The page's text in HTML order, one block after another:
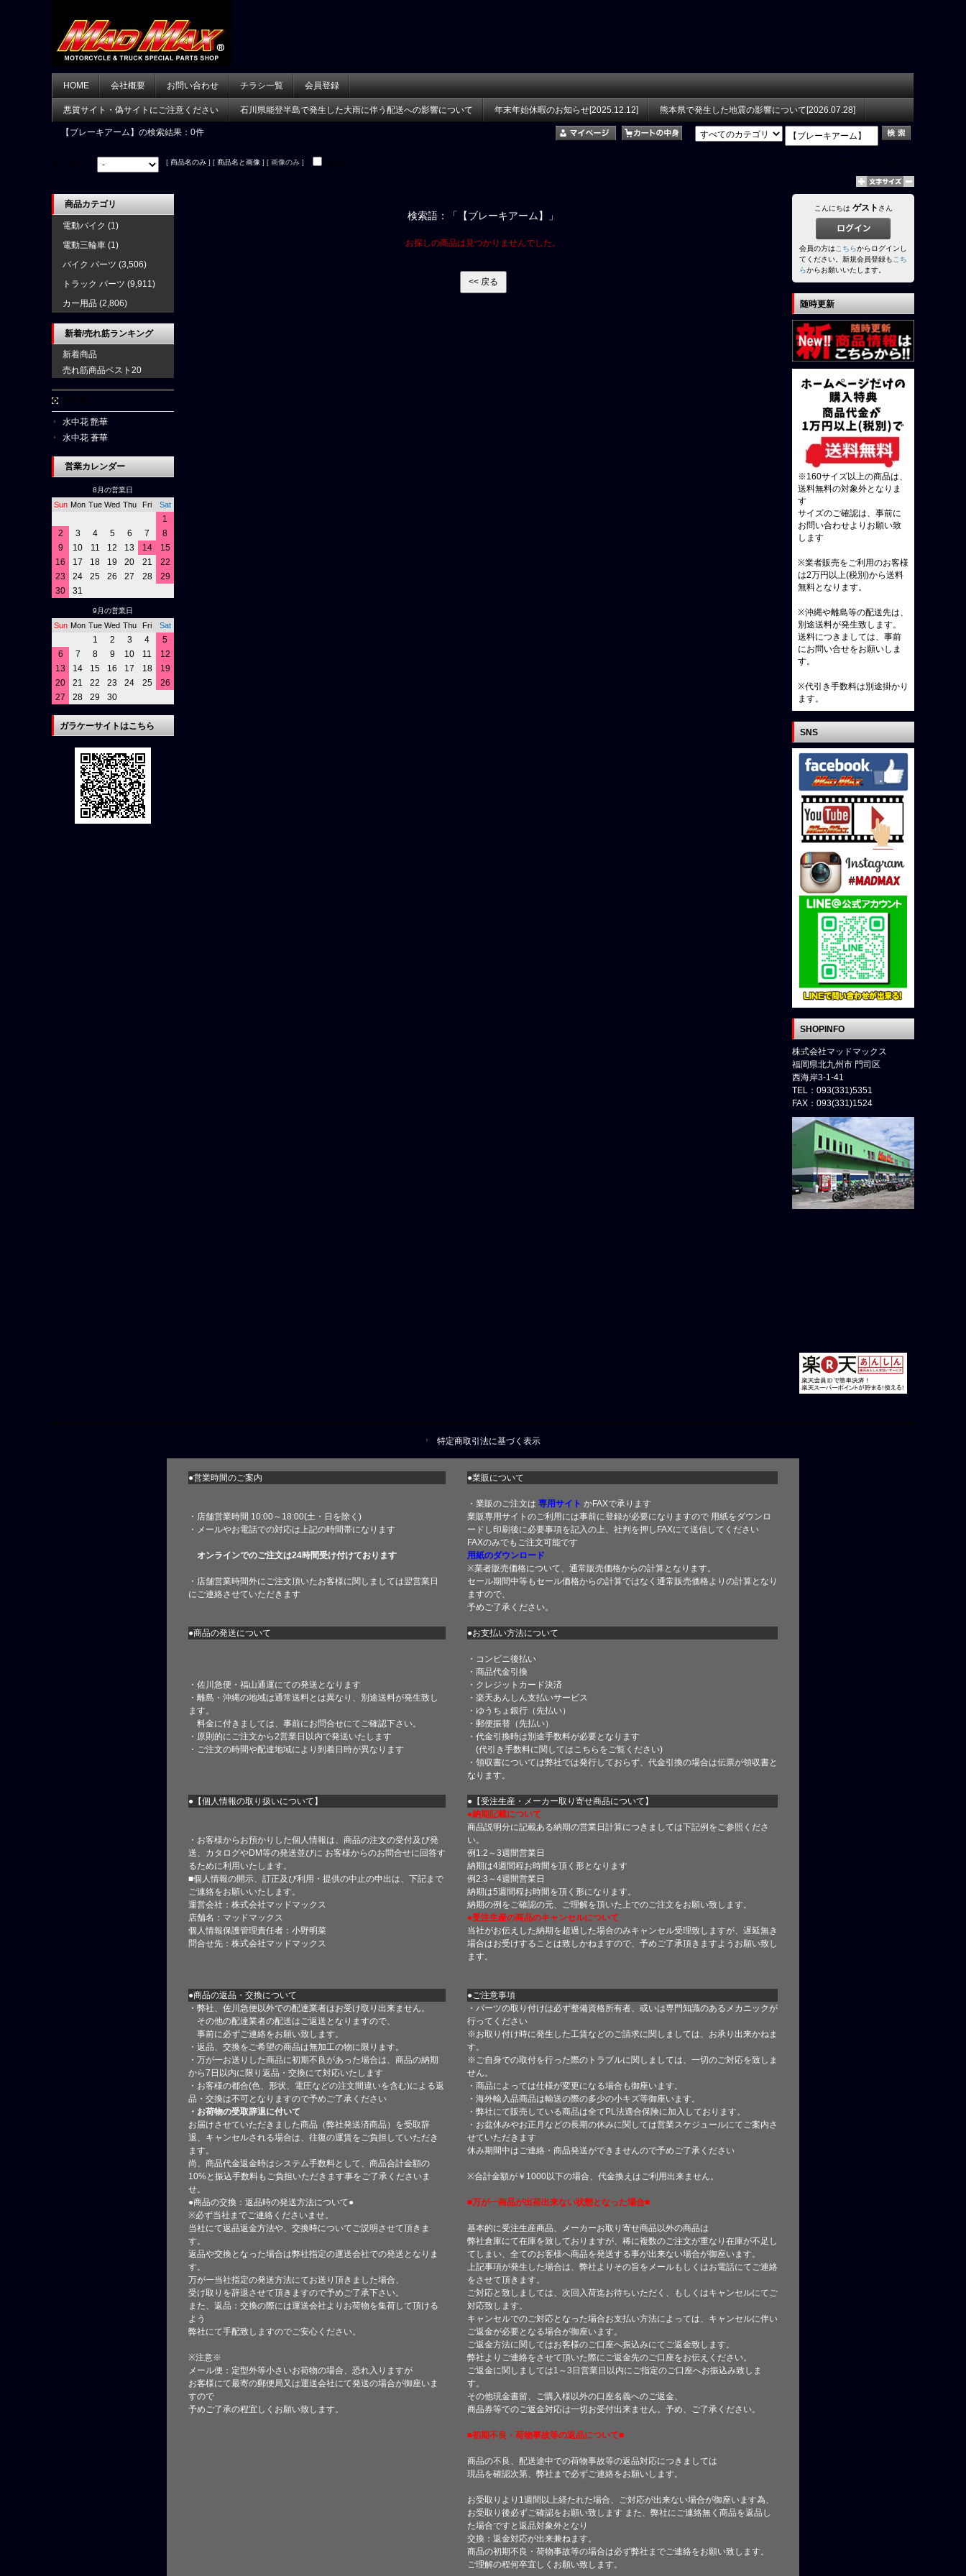
HOME 会社概要 お問い合わせ チラシ一覧 会員登録
悪質サイト・偽サイトにご注意ください 石川県能登半島で発生した大雨に伴う配送への影響について 年末年始休暇のお知らせ[2025.12.12] 熊本県で発生した地震の影響について[2026.07.28]
【ブレーキアーム】 の検索結果：0件
[ 商品名のみ ] [ 商品名と画像 ] [ 画像のみ ]
検索語：「【ブレーキアーム】」
お探しの商品は見つかりませんでした。
商品カテゴリ
電動バイク (1)
電動三輪車 (1)
バイク パーツ (3,506)
トラック パーツ (9,911)
カー用品 (2,806)
新着/売れ筋ランキング
新着商品
売れ筋商品ベスト20
水中花 艶華
水中花 蒼華
営業カレンダー
8月の営業日
Sun Mon Tue Wed Thu Fri Sat
1
2
3 4 5 6 7
8
9
10 11 12 13 14
15
16
17 18 19 20 21
22
23
24 25 26 27 28
29
30
31
9月の営業日
Sun Mon Tue Wed Thu Fri Sat
1 2 3 4
5
6
7 8 9 10 11
12
13
14 15 16 17 18
19
20
21 22 23 24 25
26
27
28 29 30
ガラケーサイトはこちら
こんにちは ゲスト さん
会員の方はこちらからログインし
てください。新規会員登録もこち
らからお願いいたします。
随時更新
※160サイズ以上の商品は、
送料無料の対象外となりま
す
サイズのご確認は、事前に
お問い合わせよりお願い致
します
※業者販売をご利用のお客様
は2万円以上(税別)から送料
無料となります。
※沖縄や離島等の配送先は、
別途送料が発生致します。
送料につきましては、事前
にお問い合せをお願いしま
す。
※代引き手数料は別途掛かり
ます。
SNS
SHOPINFO
株式会社マッドマックス
福岡県北九州市 門司区
西海岸3-1-41
TEL：093(331)5351
FAX：093(331)1524
特定商取引法に基づく表示
●営業時間のご案内 ●業販について
・店舗営業時間 10:00～18:00(土・日を除く)
・メールやお電話での対応は上記の時間帯になります
オンラインでのご注文は24時間受け付けております
・店舗営業時間外にご注文頂いたお客様に関しましては翌営業日
にご連絡させていただきます
・業販のご注文は 専用サイト かFAXで承ります
業販専用サイトのご利用には事前に登録が必要になりますので 用紙をダウンロ
ードし印刷後に必要事項を記入の上、社判を押しFAXにて送信してください
FAXのみでもご注文可能です
用紙のダウンロード
※業者販売価格について、通常販売価格からの計算となります。
セール期間中等もセール価格からの計算ではなく通常販売価格よりの計算となり
ますので、
予めご了承ください。
●商品の発送について ●お支払い方法について
・佐川急便・福山通運にての発送となります
・離島・沖縄の地域は通常送料とは異なり、別途送料が発生致し
ます。
料金に付きましては、事前にお問合せにてご確認下さい。
・原則的にご注文から2営業日以内で発送いたします
・ご注文の時間や配達地域により到着日時が異なります
・コンビニ後払い
・商品代金引換
・クレジットカード決済
・楽天あんしん支払いサービス
・ゆうちょ銀行（先払い）
・郵便振替（先払い）
・代金引換時は別途手数料が必要となります
(代引き手数料に関してはこちら をご覧ください)
・領収書については弊社では発行しておらず、代金引換の場合は伝票が領収書と
なります。
●【個人情報の取り扱いについて】 ●【受注生産・メーカー取り寄せ商品について】
・お客様からお預かりした個人情報は、商品の注文の受付及び発
送、カタログやDM等の発送並びに お客様からのお問合せに回答す
るために利用いたします。
■個人情報の開示、訂正及び利用・提供の中止の申出は、下記まで
ご連絡をお願いいたします。
運営会社：株式会社マッドマックス
店舗名：マッドマックス
個人情報保護管理責任者：小野明菜
問合せ先：株式会社マッドマックス
●納期記載について
商品説明分に記載ある納期の営業日計算につきましては下記例をご参照くださ
い。
例1:2～3週間営業日
納期は4週間程お時間を頂く形となります
例2:3～4週間営業日
納期は5週間程お時間を頂く形になります。
納期の例をご確認の元、ご理解を頂いた上でのご注文をお願い致します。
●受注生産の商品のキャンセルについて
当社がお伝えした納期を超過した場合のみキャンセル受理致しますが、遅延無き
場合はお受けすることは致しかねますので、予めご了承頂きますようお願い致し
ます。
●商品の返品・交換について
●ご注意事項
・弊社、佐川急便以外での配達業者はお受け取り出来ません。
その他の配達業者の配送はご返送となりますので、
事前に必ずご連絡をお願い致します。
・返品、交換をご希望の商品は無加工の物に限ります。
・万が一お送りした商品に初期不良があった場合は、商品の納期
から7日以内に限り返品・交換にて対応いたします
・お客様の都合(色、形状、電圧などの注文間違いを含む)による返
品・交換は不可となりますので予めご了承ください
・お荷物の受取辞退に付いて
お届けさせていただきました商品（弊社発送済商品）を受取辞
退、キャンセルされる場合は、往復の運賃をご負担していただき
ます。
尚、商品代金返金時はシステム手数料として、商品合計金額の
10%と振込手数料もご負担いただきます事をご了承くださいま
せ。
●商品の交換：返品時の発送方法について●
※必ず当社までご連絡くださいませ。
当社にて返品返金方法や、交換時についてご説明させて頂きま
す。
返品や交換となった場合は弊社指定の運送会社での発送となりま
す。
万が一当社指定の発送方法にてお送り頂きました場合、
受け取りを辞退させて頂きますので予めご了承下さい。
また、返品：交換の際には運送会社よりお荷物を集荷して頂ける
よう
弊社にて手配致しますのでご安心ください。
※注意※
メール便：定型外等小さいお荷物の場合、恐れ入りますが
お客様にて最寄の郵便局又は運送会社にて発送の場合が御座いま
すので
予めご了承の程宜しくお願い致します。
・パーツの取り付けは必ず整備資格所有者、或いは専門知識のあるメカニックが
行ってください
※お取り付け時に発生した工賃などのご請求に関しましては、お承り出来かねま
す。
※ご自身での取付を行った際のトラブルに関しましては、一切のご対応を致しま
せん。
・商品によっては仕様が変更になる場合も御座います。
・海外輸入品商品は輸送の際の多少の小キズ等御座います。
・弊社にて販売している商品は全てPL法適合保険に加入しております。
・お盆休みやお正月などの長期の休みに関しては営業スケジュールにてご案内さ
せていただきます
休み期間中はご連絡・商品発送ができませんので予めご了承ください
※合計金額が￥1000以下の場合、代金換えはご利用出来ません。
■万が一商品が出荷出来ない状態となった場合■
基本的に受注生産商品、メーカーお取り寄せ商品以外の商品は
弊社倉庫にて在庫を致しておりますが、稀に複数のご注文が重なり在庫が不足し
てしまい、全てのお客様へ商品を発送する事が出来ない場合が御座います。
上記事項が発生した場合は、弊社よりその旨をメールもしくはお電話にてご連絡
をさせて頂きます。
ご対応と致しましては、次回入荷迄お待ちいただく、もしくはキャンセルにてご
対応致します。
キャンセルでのご対応となった場合お支払い方法によっては、キャンセルに伴い
ご返金が必要となる場合が御座います。
ご返金方法に関してはお客様のご口座へ振込みにてご返金致します。
弊社よりご連絡をさせて頂いた際にご返金先のご口座をお伝えください。
ご返金に関しましては1～3日営業日以内にご指定のご口座へお振込み致しま
す。
その他現金書留、ご購入様以外の口座名義へのご返金、
商品券等でのご返金対応は一切お受付出来ません。予め、ご了承ください。
■初期不良・荷物事故等の返品について■
商品の不良、配送途中での荷物事故等の返品対応につきましては
現品を確認次第、弊社まで必ずご連絡をお願いします。
お受取りより1週間以上経たれた場合、ご対応が出来ない場合が御座います為、
お受取り後必ずご確認をお願い致します また、弊社にご連絡無く商品を返品し
た場合ですと返品対象外となり
交換：返金対応が出来兼ねます。
商品の初期不良・荷物事故等の場合は必ず弊社までご連絡をお願い致します。
ご理解の程何卒宜しくお願い致します。